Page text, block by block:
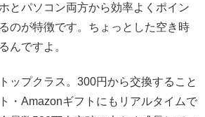
とパソコン両方から効率よくポイン
のが特徴です。ちょっとした空き時
んですよ。
ップクラス。300円から交換すること
・Amazonギフトにもリアルタイムで